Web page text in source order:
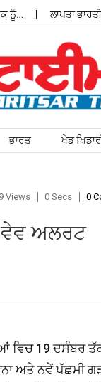
ਲਾਪਤਾ ਭਾਰਤੀ
ਭਾਰਤ ਖੇਡ
Views 0 Secs 0
ਵੇਵ ਅਲਰਟ
ਵਿਚ 19 ਦਸੰਬਰ
ਅਤੇ ਨਵੇਂ ਪੱਛਮੀ